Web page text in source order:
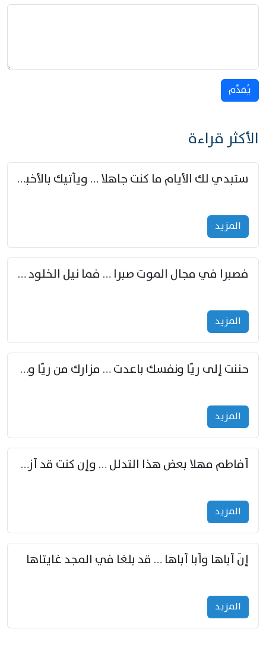
يُقدِّم
الأكثر قراءة
ستبدي لك الأيام ما كنت جاهلا … ويأتيك بالأخبار من لم تزوّد
المزید
فصبرا في مجال الموت صبرا … فما نيل الخلود بمستطاع
المزید
حننت إلى ريّا ونفسك باعدت … مزارك من ريّا وشعباكما معا
المزید
أفاطم مهلا بعض هذا التدلل … وإن كنت قد أزمعت صرمي فأجملي
المزید
إنّ أباها وأبا أباها … قد بلغا في المجد غايتاها
المزید